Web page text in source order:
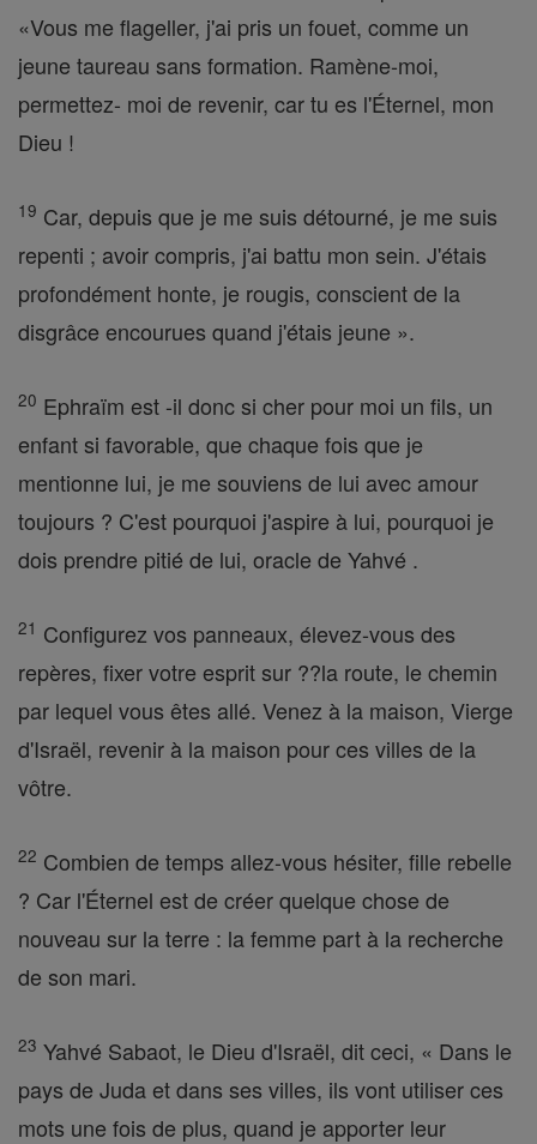
«Vous me flageller, j'ai pris un fouet, comme un
jeune taureau sans formation. Ramène-moi,
permettez- moi de revenir, car tu es l'Éternel, mon
Dieu !
19 Car, depuis que je me suis détourné, je me suis
repenti ; avoir compris, j'ai battu mon sein. J'étais
profondément honte, je rougis, conscient de la
disgrâce encourues quand j'étais jeune ».
20 Ephraïm est -il donc si cher pour moi un fils, un
enfant si favorable, que chaque fois que je
mentionne lui, je me souviens de lui avec amour
toujours ? C'est pourquoi j'aspire à lui, pourquoi je
dois prendre pitié de lui, oracle de Yahvé .
21 Configurez vos panneaux, élevez-vous des
repères, fixer votre esprit sur ??la route, le chemin
par lequel vous êtes allé. Venez à la maison, Vierge
d'Israël, revenir à la maison pour ces villes de la
vôtre.
22 Combien de temps allez-vous hésiter, fille rebelle
? Car l'Éternel est de créer quelque chose de
nouveau sur la terre : la femme part à la recherche
de son mari.
23 Yahvé Sabaot, le Dieu d'Israël, dit ceci, « Dans le
pays de Juda et dans ses villes, ils vont utiliser ces
mots une fois de plus, quand je apporter leur